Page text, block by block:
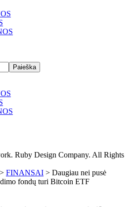
Ruby Design Company. All Rights
> FINANSAI > Daugiau nei pusė
fondų turi Bitcoin ETF